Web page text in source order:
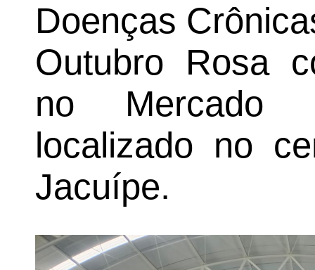
Doenças
Outubro Rosa
no Mercado
localizado no
Jacuípe.